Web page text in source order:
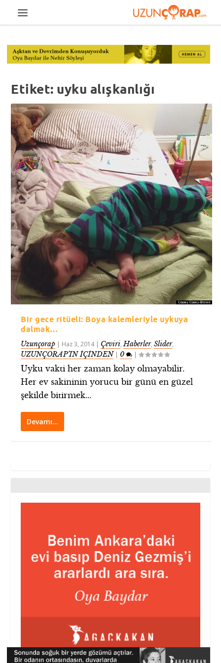
Etiket: uyku alışkanlığı
Bir gece ritüeli: Boya kalemleriyle uykuya
dalmak…
Uzunçorap | Haz 3, 2014| Çeviri,Haberler,Slider,
UZUNÇORAP’IN İÇİNDEN| 0 |
Uyku vakti her zaman kolay olmayabilir.
Her ev sakininin yorucu bir günü en güzel
şekilde bitirmek...
Devamı…